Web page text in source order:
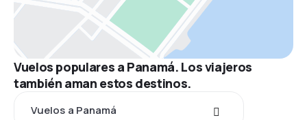
Vuelos populares a Panamá. Los viajeros
también aman estos destinos.
Vuelos a Panamá